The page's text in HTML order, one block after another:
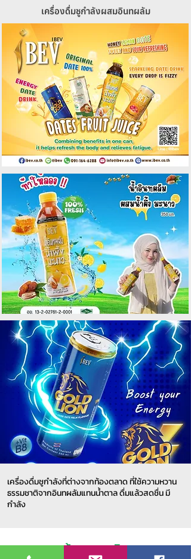
เครื่องดื่มชูกำลังผสมอินทผลัม
เครื่องดื่มชูกำลังที่ต่างจากท้องตลาด ที่ใช้ความหวาน
ธรรมชาติจากอินทผลัมแทนน้ำตาล ดื่มแล้วสดชื่น มี
กำลัง
ข้อมูลสมาชิก